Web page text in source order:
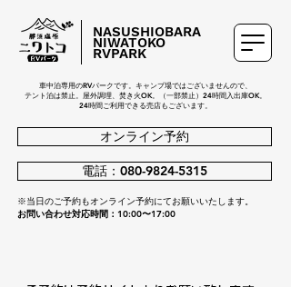
NASUSHIOBARA
NIWATOKO
RVPARK
車中泊専用のRVパークです。キャンプ場ではございませんので、
テント泊は禁止。屋外調理、焚き火OK。（一部禁止）24時間入出庫OK。
24時間ご利用できる売店もございます。
電話：080-9824-5315
オンライン予約
※当日のご予約もオンライン予約にてお願いいたします。
お問い合わせ対応時間：10:00〜17:00